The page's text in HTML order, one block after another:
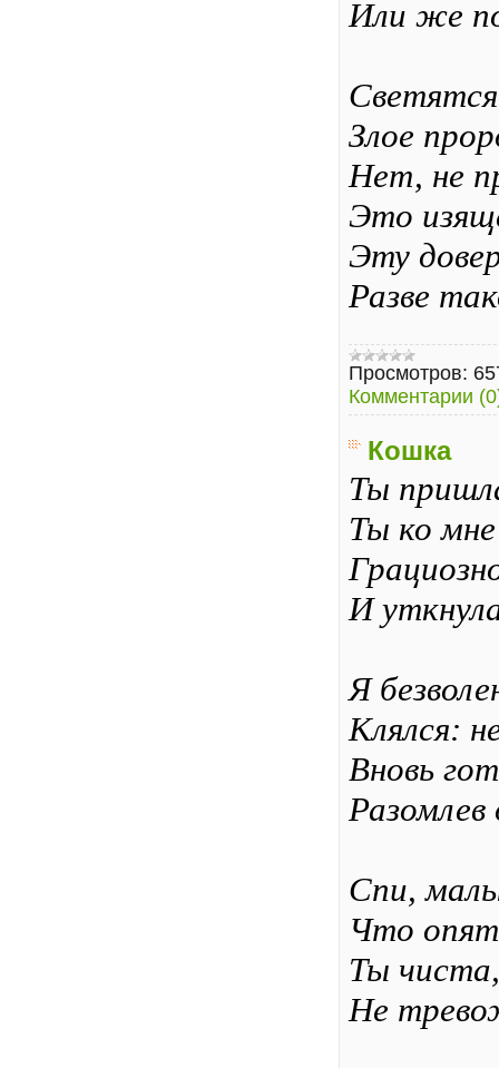
Или же
Злое
Нет, не
Это
Эту
Разве
Просмотров:
Комментарии
Кошка
Ты
Ты ко
И
Я
Клялся:
Вновь
Спи,
Что
Ты
Не